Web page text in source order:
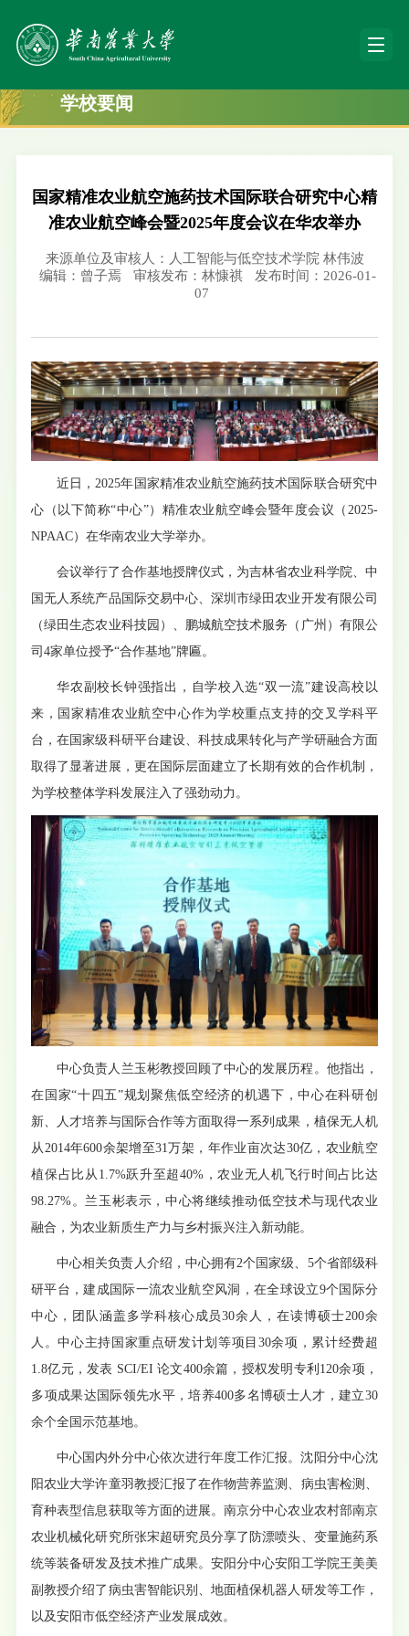
学校要闻
国家精准农业航空施药技术国际联合研究中心精
准农业航空峰会暨2025年度会议在华农举办
来源单位及审核人：人工智能与低空技术学院 林伟波
编辑：曾子焉
审核发布：林慷祺
发布时间：2026-01-
07
近日，2025年国家精准农业航空施药技术国际联合研究中
心（以下简称“中心”）精准农业航空峰会暨年度会议（2025-
NPAAC）在华南农业大学举办。
会议举行了合作基地授牌仪式，为吉林省农业科学院、中
国无人系统产品国际交易中心、深圳市绿田农业开发有限公司
（绿田生态农业科技园）、鹏城航空技术服务（广州）有限公
司4家单位授予“合作基地”牌匾。
华农副校长钟强指出，自学校入选“双一流”建设高校以
来，国家精准农业航空中心作为学校重点支持的交叉学科平
台，在国家级科研平台建设、科技成果转化与产学研融合方面
取得了显著进展，更在国际层面建立了长期有效的合作机制，
为学校整体学科发展注入了强劲动力。
中心负责人兰玉彬教授回顾了中心的发展历程。他指出，
在国家“十四五”规划聚焦低空经济的机遇下，中心在科研创
新、人才培养与国际合作等方面取得一系列成果，植保无人机
从2014年600余架增至31万架，年作业亩次达30亿，农业航空
植保占比从1.7%跃升至超40%，农业无人机飞行时间占比达
98.27%。兰玉彬表示，中心将继续推动低空技术与现代农业
融合，为农业新质生产力与乡村振兴注入新动能。
中心相关负责人介绍，中心拥有2个国家级、5个省部级科
研平台，建成国际一流农业航空风洞，在全球设立9个国际分
中心，团队涵盖多学科核心成员30余人，在读博硕士200余
人。中心主持国家重点研发计划等项目30余项，累计经费超
1.8亿元，发表 SCI/EI 论文400余篇，授权发明专利120余项，
多项成果达国际领先水平，培养400多名博硕士人才，建立30
余个全国示范基地。
中心国内外分中心依次进行年度工作汇报。沈阳分中心沈
阳农业大学许童羽教授汇报了在作物营养监测、病虫害检测、
育种表型信息获取等方面的进展。南京分中心农业农村部南京
农业机械化研究所张宋超研究员分享了防漂喷头、变量施药系
统等装备研发及技术推广成果。安阳分中心安阳工学院王美美
副教授介绍了病虫害智能识别、地面植保机器人研发等工作，
以及安阳市低空经济产业发展成效。